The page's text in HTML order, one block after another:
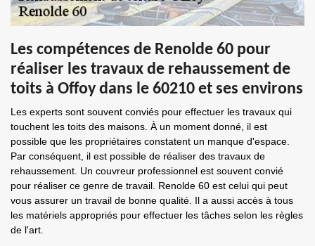
Les compétences de Renolde 60 pour
réaliser les travaux de rehaussement de
toits à Offoy dans le 60210 et ses environs
Les experts sont souvent conviés pour effectuer les travaux qui
touchent les toits des maisons. À un moment donné, il est
possible que les propriétaires constatent un manque d'espace.
Par conséquent, il est possible de réaliser des travaux de
rehaussement. Un couvreur professionnel est souvent convié
pour réaliser ce genre de travail. Renolde 60 est celui qui peut
vous assurer un travail de bonne qualité. Il a aussi accès à tous
les matériels appropriés pour effectuer les tâches selon les règles
de l'art.